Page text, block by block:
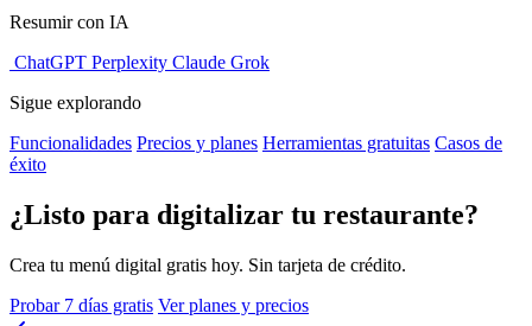
Resumir con IA
ChatGPT Perplexity Claude Grok
Sigue explorando
Funcionalidades Precios y planes Herramientas gratuitas Casos de
éxito
¿Listo para digitalizar tu restaurante?
Crea tu menú digital gratis hoy. Sin tarjeta de crédito.
Probar 7 días gratis Ver planes y precios